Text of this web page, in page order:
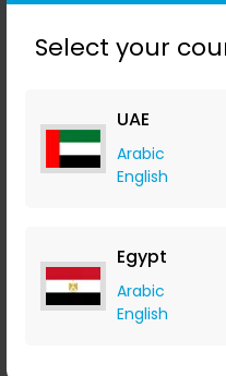
Select your
UAE
Arabic
English
Egypt
Arabic
English
مع قلنسوة وقفازات الشاشة
+ Upto
Save 50%